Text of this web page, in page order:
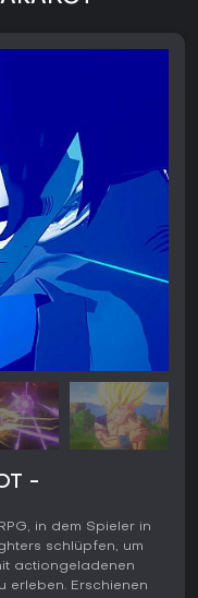
-
in dem Spieler in
schlüpfen, um
actiongeladenen
erleben. Erschienen